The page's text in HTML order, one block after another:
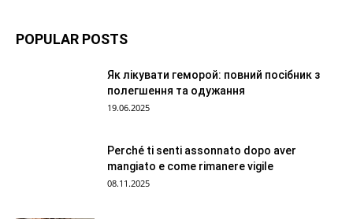
POPULAR POSTS
Як лікувати геморой: повний посібник з
полегшення та одужання
19.06.2025
Perché ti senti assonnato dopo aver
mangiato e come rimanere vigile
08.11.2025